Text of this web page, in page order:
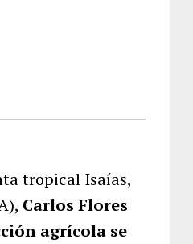
tropical Isaías,
Carlos Flores
agrícola se